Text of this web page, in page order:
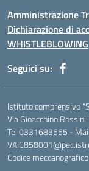
Amministrazione
Dichiarazione di
WHISTLEBLOWING
Seguici su:
Istituto comprensivo
Via Gioacchino
Tel 0331683555 -
Codice